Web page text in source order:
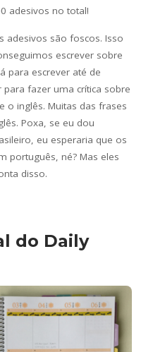
adesivos no total!
adesivos são foscos. Isso
escrever sobre
para escrever até de
fazer uma crítica sobre
o inglês. Muitas das frases
Poxa, se eu dou
eu esperaria que os
português, né? Mas eles
disso.
do Daily